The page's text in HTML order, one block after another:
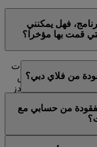
المزيد من المعلومات.
فهل يمكنني
قمت بها مؤخرا؟
بالنسبة للرحلات
وفلاي دبي وكوانتاس
في سكاي واردز
الرحلات مع الخطوط
من فلاي دبي؟
على الموقع
من حسابي مع